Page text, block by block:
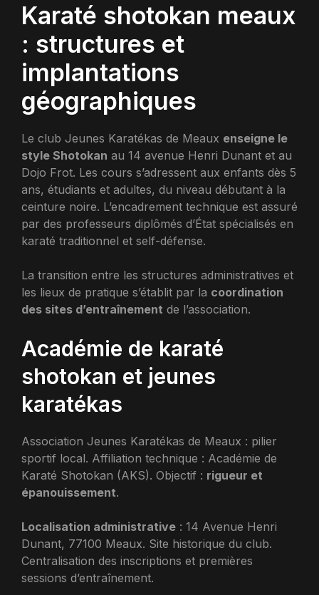
Karaté shotokan meaux
: structures et
implantations
géographiques
Le club Jeunes Karatékas de Meaux enseigne le
style Shotokan au 14 avenue Henri Dunant et au
Dojo Frot. Les cours s’adressent aux enfants dès 5
ans, étudiants et adultes, du niveau débutant à la
ceinture noire. L’encadrement technique est assuré
par des professeurs diplômés d’État spécialisés en
karaté traditionnel et self-défense.
La transition entre les structures administratives et
les lieux de pratique s’établit par la coordination
des sites d’entraînement de l’association.
Académie de karaté
shotokan et jeunes
karatékas
Association Jeunes Karatékas de Meaux : pilier
sportif local. Affiliation technique : Académie de
Karaté Shotokan (AKS). Objectif : rigueur et
épanouissement.
Localisation administrative : 14 Avenue Henri
Dunant, 77100 Meaux. Site historique du club.
Centralisation des inscriptions et premières
sessions d’entraînement.